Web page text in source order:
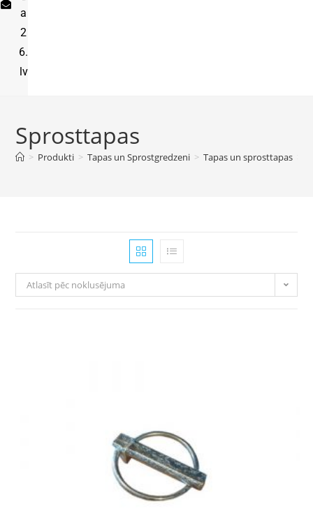
a
2
6.
lv
Sprosttapas
> Produkti > Tapas un Sprostgredzeni > Tapas un sprosttapas
Atlasīt pēc noklusējuma